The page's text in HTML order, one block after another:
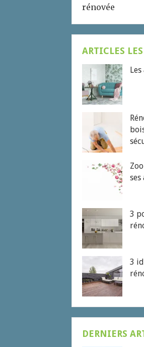
rénovée
ARTICLES
ses
3
3
DERNIERS